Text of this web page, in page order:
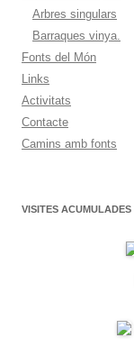
Arbres singulars
Barraques vinya.
Fonts del Món
Links
Activitats
Contacte
Camins amb fonts
VISITES ACUMULADES